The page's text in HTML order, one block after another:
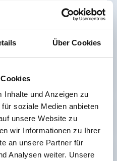
Über Cookies
Inhalte und Anzeigen zu
soziale Medien anbieten
unsere Website zu
wir Informationen zu Ihrer
an unsere Partner für
Analysen weiter. Unsere
(SWEG Bus
GmbH)